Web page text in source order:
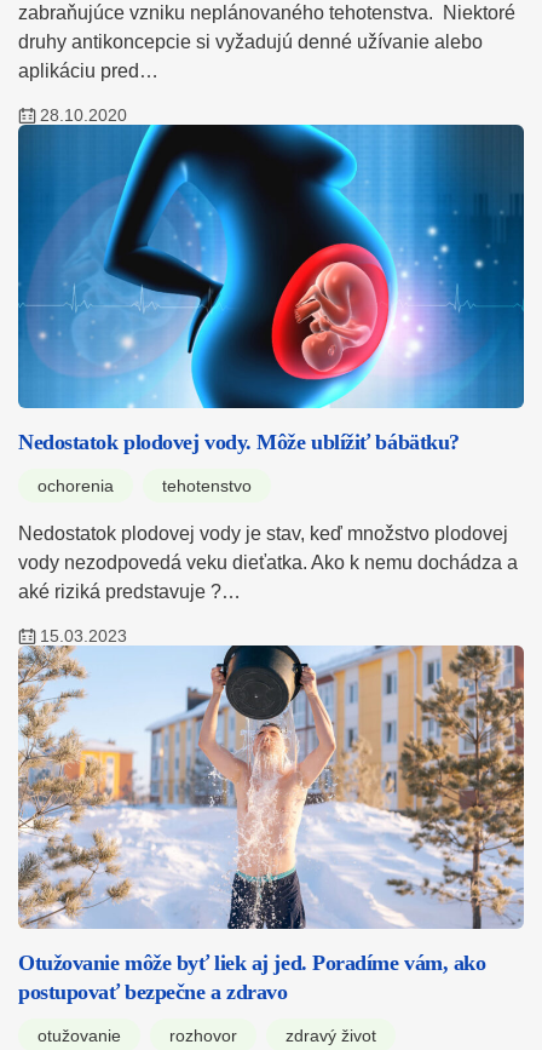
zabraňujúce vzniku neplánovaného tehotenstva. Niektoré
druhy antikoncepcie si vyžadujú denné užívanie alebo
aplikáciu pred…
28.10.2020
Nedostatok plodovej vody. Môže ublížiť bábätku?
ochorenia tehotenstvo
Nedostatok plodovej vody je stav, keď množstvo plodovej
vody nezodpovedá veku dieťatka. Ako k nemu dochádza a
aké riziká predstavuje ?…
15.03.2023
Otužovanie môže byť liek aj jed. Poradíme vám, ako
postupovať bezpečne a zdravo
otužovanie rozhovor zdravý život